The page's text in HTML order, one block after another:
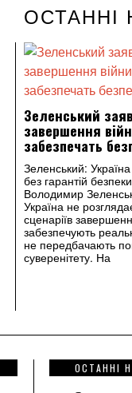
ОСТАННІ
Зеленський
завершення
забезпечать
Зеленський:
без гарантій
Володимир
Україна не
сценаріїв
забезпечують
не передбачають
суверенітету. На
ОСТАННІ